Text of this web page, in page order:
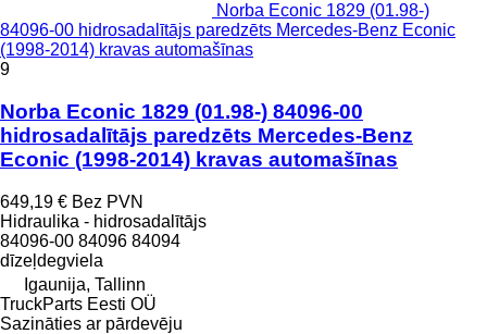
Norba Econic 1829 (01.98-)
84096-00 hidrosadalītājs paredzēts Mercedes-Benz Econic
(1998-2014) kravas automašīnas
9
Norba Econic 1829 (01.98-) 84096-00
hidrosadalītājs paredzēts Mercedes-Benz
Econic (1998-2014) kravas automašīnas
649,19 € Bez PVN
Hidraulika - hidrosadalītājs
84096-00 84096 84094
dīzeļdegviela
Igaunija, Tallinn
TruckParts Eesti OÜ
Sazināties ar pārdevēju